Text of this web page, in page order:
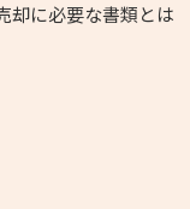
却に必要な書類とは